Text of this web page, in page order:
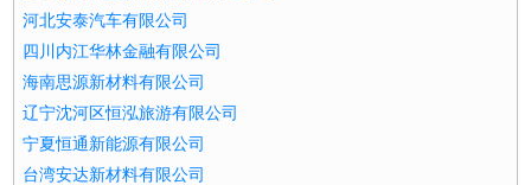
河北安泰汽车有限公司
四川内江华林金融有限公司
海南思源新材料有限公司
辽宁沈河区恒泓旅游有限公司
宁夏恒通新能源有限公司
台湾安达新材料有限公司